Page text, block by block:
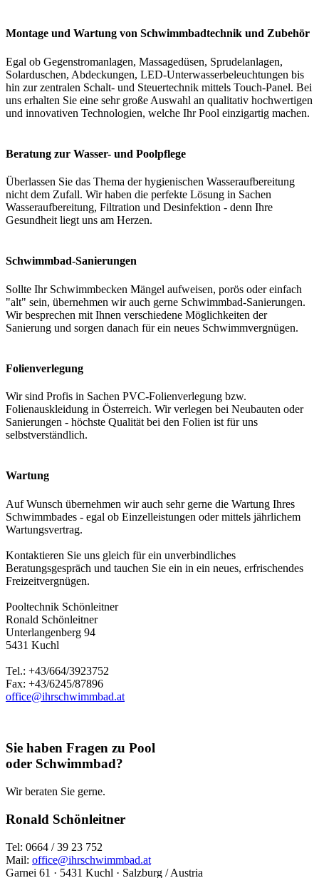
Montage und Wartung von Schwimmbadtechnik und Zubehör
Egal ob Gegenstromanlagen, Massagedüsen, Sprudelanlagen,
Solarduschen, Abdeckungen, LED-Unterwasserbeleuchtungen bis
hin zur zentralen Schalt- und Steuertechnik mittels Touch-Panel. Bei
uns erhalten Sie eine sehr große Auswahl an qualitativ hochwertigen
und innovativen Technologien, welche Ihr Pool einzigartig machen.
Beratung zur Wasser- und Poolpflege
Überlassen Sie das Thema der hygienischen Wasseraufbereitung
nicht dem Zufall. Wir haben die perfekte Lösung in Sachen
Wasseraufbereitung, Filtration und Desinfektion - denn Ihre
Gesundheit liegt uns am Herzen.
Schwimmbad-Sanierungen
Sollte Ihr Schwimmbecken Mängel aufweisen, porös oder einfach
"alt" sein, übernehmen wir auch gerne Schwimmbad-Sanierungen.
Wir besprechen mit Ihnen verschiedene Möglichkeiten der
Sanierung und sorgen danach für ein neues Schwimmvergnügen.
Folienverlegung
Wir sind Profis in Sachen PVC-Folienverlegung bzw.
Folienauskleidung in Österreich. Wir verlegen bei Neubauten oder
Sanierungen - höchste Qualität bei den Folien ist für uns
selbstverständlich.
Wartung
Auf Wunsch übernehmen wir auch sehr gerne die Wartung Ihres
Schwimmbades - egal ob Einzelleistungen oder mittels jährlichem
Wartungsvertrag.
Kontaktieren Sie uns gleich für ein unverbindliches
Beratungsgespräch und tauchen Sie ein in ein neues, erfrischendes
Freizeitvergnügen.
Pooltechnik Schönleitner
Ronald Schönleitner
Unterlangenberg 94
5431 Kuchl
Tel.: +43/664/3923752
Fax: +43/6245/87896
office@ihrschwimmbad.at
Sie haben Fragen zu Pool
oder Schwimmbad?
Wir beraten Sie gerne.
Ronald Schönleitner
Tel: 0664 / 39 23 752
Mail: office@ihrschwimmbad.at
Garnei 61 · 5431 Kuchl · Salzburg / Austria